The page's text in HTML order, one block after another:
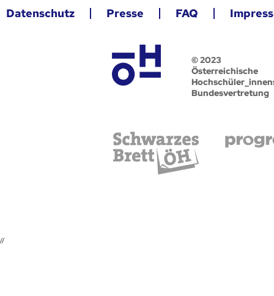
Datenschutz Presse FAQ
© 2023
Österreichische
Bundesvertretung
//